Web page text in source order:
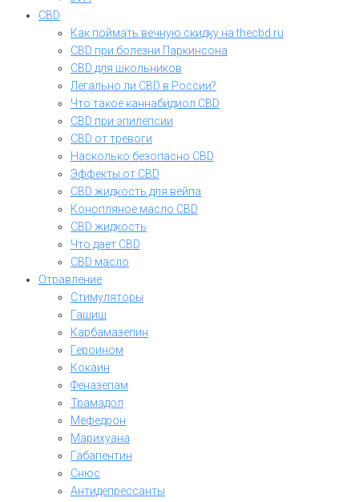
CBD
Как поймать вечную скидку на thecbd.ru
CBD при болезни Паркинсона
CBD для школьников
Легально ли CBD в России?
Что такое каннабидиол CBD
CBD при эпилепсии
CBD от тревоги
Насколько безопасно CBD
Эффекты от CBD
CBD жидкость для вейпа
Конопляное масло CBD
CBD жидкость
Что дает CBD
CBD масло
Отравление
Стимуляторы
Гашиш
Карбамазепин
Героином
Кокаин
Феназепам
Трамадол
Мефедрон
Марихуана
Габапентин
Снюс
Антидепрессанты